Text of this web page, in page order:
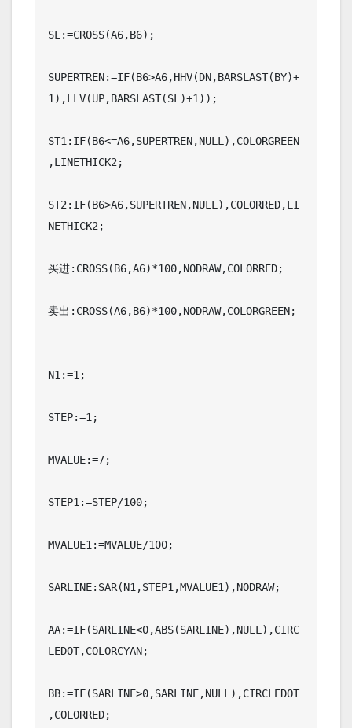
SL:=CROSS(A6,B6);
SUPERTREN:=IF(B6>A6,HHV(DN,BARSLAST(BY)+
1),LLV(UP,BARSLAST(SL)+1));
ST1:IF(B6<=A6,SUPERTREN,NULL),COLORGREEN
,LINETHICK2;
ST2:IF(B6>A6,SUPERTREN,NULL),COLORRED,LI
NETHICK2;
买进:CROSS(B6,A6)*100,NODRAW,COLORRED;
卖出:CROSS(A6,B6)*100,NODRAW,COLORGREEN;
N1:=1;
STEP:=1;
MVALUE:=7;
STEP1:=STEP/100;
MVALUE1:=MVALUE/100;
SARLINE:SAR(N1,STEP1,MVALUE1),NODRAW;
AA:=IF(SARLINE<0,ABS(SARLINE),NULL),CIRC
LEDOT,COLORCYAN;
BB:=IF(SARLINE>0,SARLINE,NULL),CIRCLEDOT
,COLORRED;